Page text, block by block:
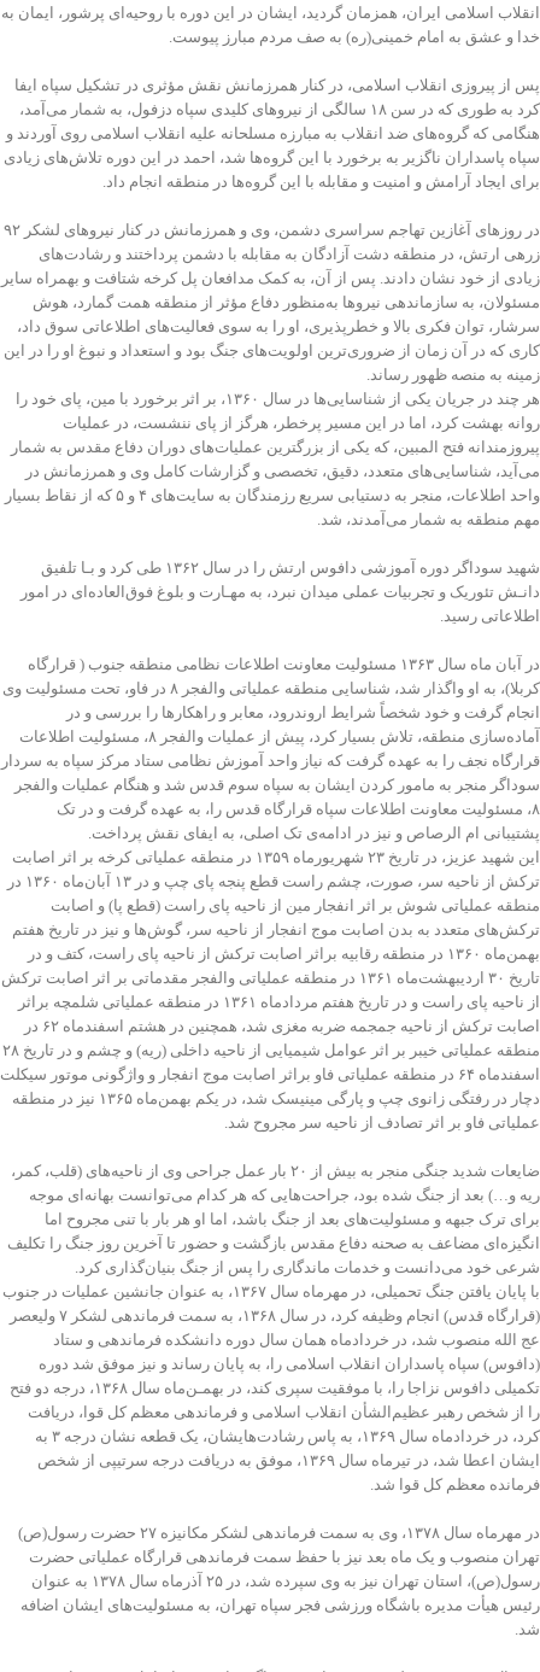
انقلاب اسلامی ایران، همزمان گردید، ایشان در این دوره با روحیه‌ای پرشور، ایمان به
خدا و عشق به امام خمینی(ره) به صف مردم مبارز پیوست.
پس از پیروزی انقلاب اسلامی، در کنار همرزمانش نقش مؤثری در تشکیل سپاه ایفا
کرد به طوری که در سن ۱۸ سالگی از نیروهای کلیدی سپاه دزفول، به شمار می‌آمد،
هنگامی که گروه‌های ضد انقلاب به مبارزه مسلحانه علیه انقلاب اسلامی روی آوردند و
سپاه پاسداران ناگزیر به برخورد با این گروه‌ها شد، احمد در این دوره تلاش‌های زیادی
برای ایجاد آرامش و امنیت و مقابله با این گروه‌ها در منطقه انجام داد.
در روزهای آغازین تهاجم سراسری دشمن، وی و همرزمانش در کنار نیروهای لشکر ۹۲
زرهی ارتش، در منطقه دشت آزادگان به مقابله با دشمن پرداختند و رشادت‌های
زیادی از خود نشان دادند. پس از آن، به کمک مدافعان پل کرخه شتافت و بهمراه سایر
مسئولان، به سازماندهی نیروها به‌منظور دفاع مؤثر از منطقه همت گمارد، هوش
سرشار، توان فکری بالا و خطرپذیری، او را به سوی فعالیت‌های اطلاعاتی سوق داد،
کاری که در آن زمان از ضروری‌ترین اولویت‌های جنگ بود و استعداد و نبوغ او را در این
زمینه به منصه ظهور رساند.
هر چند در جریان یکی از شناسایی‌ها در سال ۱۳۶۰، بر اثر برخورد با مین، پای خود را
روانه بهشت کرد، اما در این مسیر پرخطر، هرگز از پای ننشست، در عملیات
پیروزمندانه فتح المبین، که یکی از بزرگترین عملیات‌های دوران دفاع مقدس به شمار
می‌آید، شناسایی‌های متعدد، دقیق، تخصصی و گزارشات کامل وی و همرزمانش در
واحد اطلاعات، منجر به دستیابی سریع رزمندگان به سایت‌های ۴ و ۵ که از نقاط بسیار
مهم منطقه به شمار می‌آمدند، شد.
شهید سوداگر دوره آموزشی دافوس ارتش را در سال ۱۳۶۲ طی کرد و بـا تلفیق
دانـش تئوریک و تجربیات عملی میدان نبرد، به مهـارت و بلوغ فوق‌العاده‌ای در امور
اطلاعاتی رسید.
در آبان ماه سال ۱۳۶۳ مسئولیت معاونت اطلاعات نظامی منطقه جنوب ( قرارگاه
کربلا)، به او واگذار شد، شناسایی منطقه عملیاتی والفجر ۸ در فاو، تحت مسئولیت وی
انجام گرفت و خود شخصاً شرایط اروندرود، معابر و راهکارها را بررسی و در
آماده‌سازی منطقه، تلاش بسیار کرد، پیش از عملیات والفجر ۸، مسئولیت اطلاعات
قرارگاه نجف را به عهده گرفت که نیاز واحد آموزش نظامی ستاد مرکز سپاه به سردار
سوداگر منجر به مامور کردن ایشان به سپاه سوم قدس شد و هنگام عملیات والفجر
۸، مسئولیت معاونت اطلاعات سپاه قرارگاه قدس را، به عهده گرفت و در تک
پشتیبانی ام الرصاص و نیز در ادامه‌­ی تک اصلی، به ایفای نقش پرداخت.
این شهید عزیز، در تاریخ ۲۳ شهریورماه ۱۳۵۹ در منطقه عملیاتی کرخه بر اثر اصابت
ترکش از ناحیه سر، صورت، چشم راست قطع پنجه پای چپ و در ۱۳ آبان‌ماه ۱۳۶۰ در
منطقه عملیاتی شوش بر اثر انفجار مین از ناحیه پای راست (قطع پا) و اصابت
ترکش‌های متعدد به بدن اصابت موج انفجار از ناحیه سر، گوش‌ها و نیز در تاریخ هفتم
بهمن‌ماه ۱۳۶۰ در منطقه رقابیه براثر اصابت ترکش از ناحیه پای راست، کتف و در
تاریخ ۳۰ اردیبهشت‌‌ماه ۱۳۶۱ در منطقه عملیاتی والفجر مقدماتی بر اثر اصابت ترکش
از ناحیه پای راست و در تاریخ هفتم مردادماه ۱۳۶۱ در منطقه عملیاتی شلمچه براثر
اصابت ترکش از ناحیه جمجمه ضربه مغزی شد، همچنین در هشتم اسفندماه ۶۲ در
منطقه عملیاتی خیبر بر اثر عوامل شیمیایی از ناحیه داخلی (ریه) و چشم و در تاریخ ۲۸
اسفندماه ۶۴ در منطقه عملیاتی فاو براثر اصابت موج انفجار و واژگونی موتور سیکلت
دچار در رفتگی زانوی چپ و پارگی مینیسک شد، در یکم بهمن‌ماه ۱۳۶۵ نیز در منطقه
عملیاتی فاو بر اثر تصادف از ناحیه سر مجروح شد.
ضایعات شدید جنگی منجر به بیش از ۲۰ بار عمل جراحی وی از ناحیه‌های (قلب، کمر،
ریه و…) بعد از جنگ شده بود، جراحت‌هایی که هر کدام می‌توانست بهانه‌ای موجه
برای ترک جبهه و مسئولیت‌های بعد از جنگ باشد، اما او هر بار با تنی مجروح اما
انگیزه‌ای مضاعف به صحنه دفاع مقدس بازگشت و حضور تا آخرین روز جنگ را تکلیف
شرعی خود می‌دانست و خدمات ماندگاری را پس از جنگ بنیان‌گذاری کرد.
با پایان یافتن جنگ تحمیلی، در مهرماه سال ۱۳۶۷، به عنوان جانشین عملیات در جنوب
(قرارگاه قدس) انجام وظیفه کرد، در سال ۱۳۶۸، به سمت فرماندهی لشکر ۷ ولیعصر
عج الله منصوب شد، در خردادماه همان سال دوره دانشکده فرماندهی و ستاد
(دافوس) سپاه پاسداران انقلاب اسلامی را، به پایان رساند و نیز موفق شد دوره
تکمیلی دافوس نزاجا را، با موفقیت سپری کند، در بهمـن‌ماه سال ۱۳۶۸، درجه دو فتح
را از شخص رهبر عظیم‌الشأن انقلاب اسلامی و فرماندهی معظم کل قوا، دریافت
کرد، در خردادماه سال ۱۳۶۹، به پاس رشادت‌هایشان، یک قطعه نشان درجه ۳ به
ایشان اعطا شد، در تیرماه سال ۱۳۶۹، موفق به دریافت درجه سرتیپی از شخص
فرمانده معظم کل قوا شد.
در مهرماه سال ۱۳۷۸، وی به سمت فرماندهی لشکر مکانیزه ۲۷ حضرت رسول(ص)
تهران منصوب و یک ماه بعد نیز با حفظ سمت فرماندهی قرارگاه عملیاتی حضرت
رسول(ص)، استان تهران نیز به وی سپرده شد، در ۲۵ آذرماه سال ۱۳۷۸ به عنوان
رئیس هیأت مدیره باشگاه ورزشی فجر سپاه تهران، به مسئولیت‌های ایشان اضافه
شد.